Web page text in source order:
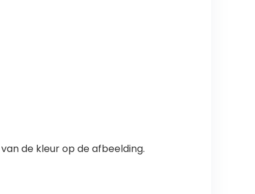
de kleur op de afbeelding.